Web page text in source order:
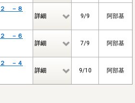
２ －８
詳細 9/9 阿部基
２ －６
詳細 7/9 阿部基
２ －４
詳細 9/10 阿部基